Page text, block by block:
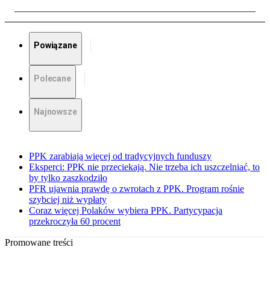
Powiązane
Polecane
Najnowsze
PPK zarabiają więcej od tradycyjnych funduszy
Eksperci: PPK nie przeciekają. Nie trzeba ich uszczelniać, to
by tylko zaszkodziło
PFR ujawnia prawdę o zwrotach z PPK. Program rośnie
szybciej niż wypłaty
Coraz więcej Polaków wybiera PPK. Partycypacja
przekroczyła 60 procent
Promowane treści